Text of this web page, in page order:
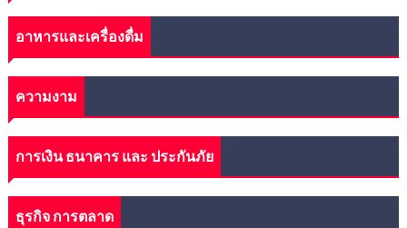
อาหารและเครื่องดื่ม
ความงาม
การเงิน ธนาคาร และ ประกันภัย
ธุรกิจ การตลาด